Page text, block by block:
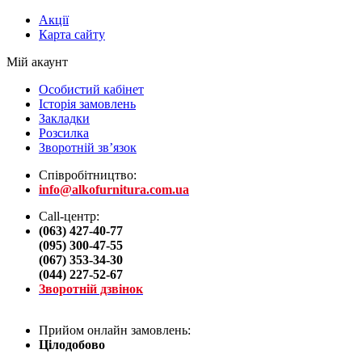
Акції
Карта сайту
Мій акаунт
Особистий кабінет
Історія замовлень
Закладки
Розсилка
Зворотній зв’язок
Співробітництво:
info@alkofurnitura.com.ua
Call-центр:
(063) 427-40-77
(095) 300-47-55
(067) 353-34-30
(044) 227-52-67
Зворотній дзвінок
Прийом онлайн замовлень:
Цілодобово